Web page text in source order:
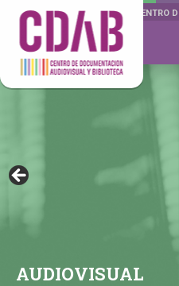
DOCUMENTA DRAMÁTICAS CENTRO
AUDIOVISUAL